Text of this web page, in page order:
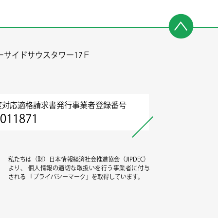
サイドサウスタワー17Ｆ
応適格請求書発行事業者登録番号
私たちは（財）日本情報経済社会推進協会（JIPDEC）
より、 個人情報の適切な取扱いを行う事業者に付与
される 「プライバシーマーク」を取得しています。